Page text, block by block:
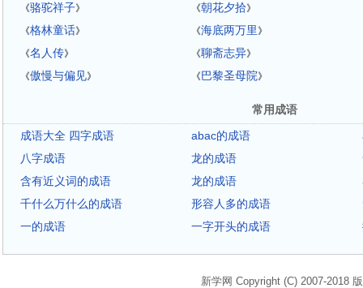
《骆驼祥子》 《朝花夕拾》
《格林童话》 《海底两万里 》
《名人传》 《聊斋志异》
《傲慢与偏见》 《巴黎圣母院》
常用成语
成语大全 四字成语
abac的成语
八字成语
龙的成语
含有近义词的成语
龙的成语
千什么万什么的成语
形容人多的成语
一的成语
一字开头的成语
新学网 Copyright (C) 2007-2018